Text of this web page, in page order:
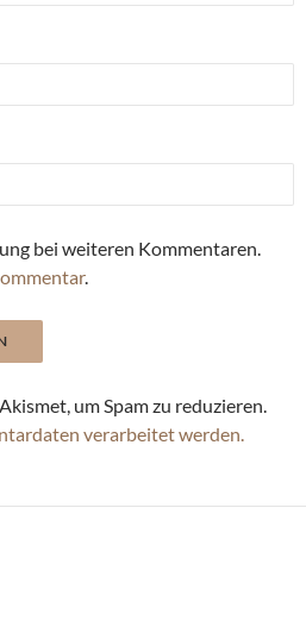
bei weiteren Kommentaren.
.
um Spam zu reduzieren.
verarbeitet werden.